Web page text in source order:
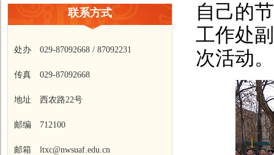
联系方式
处办 029-87092668 / 87092231
传真 029-87092668
地址 西农路22号
邮编 712100
邮箱 ltxc@nwsuaf.edu.cn
自己的
工作处
次活动。